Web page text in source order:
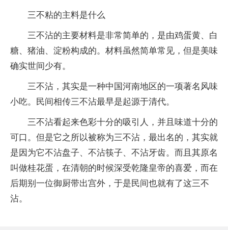
三不粘的主料是什么
三不沾的主要材料是非常简单的，是由鸡蛋黄、白
糖、猪油、淀粉构成的。材料虽然简单常见，但是美味
确实世间少有。
三不沾，其实是一种中国河南地区的一项著名风味
小吃。民间相传三不沾最早是起源于清代。
三不沾看起来色彩十分的吸引人，并且味道十分的
可口。但是它之所以被称为三不沾，最出名的，其实就
是因为它不沾盘子、不沾筷子、不沾牙齿。而且其原名
叫做桂花蛋，在清朝的时候深受乾隆皇帝的喜爱，而在
后期别一位御厨带出宫外，于是民间也就有了这三不
沾。